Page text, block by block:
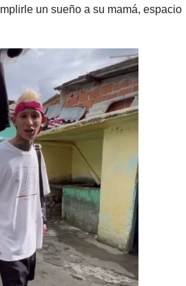
un sueño a su mamá, espacio